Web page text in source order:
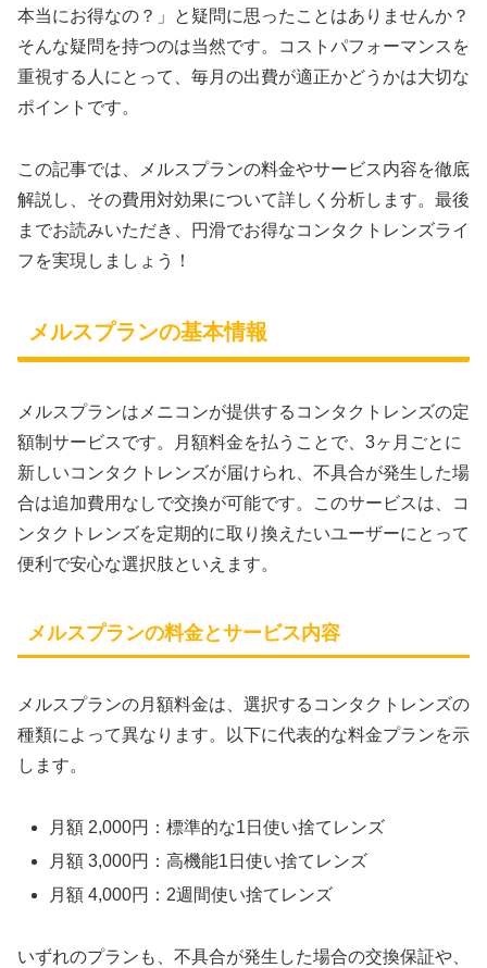
本当にお得なの？」と疑問に思ったことはありませんか？
そんな疑問を持つのは当然です。コストパフォーマンスを
重視する人にとって、毎月の出費が適正かどうかは大切な
ポイントです。
この記事では、メルスプランの料金やサービス内容を徹底
解説し、その費用対効果について詳しく分析します。最後
までお読みいただき、円滑でお得なコンタクトレンズライ
フを実現しましょう！
メルスプランの基本情報
メルスプランはメニコンが提供するコンタクトレンズの定
額制サービスです。月額料金を払うことで、3ヶ月ごとに
新しいコンタクトレンズが届けられ、不具合が発生した場
合は追加費用なしで交換が可能です。このサービスは、コ
ンタクトレンズを定期的に取り換えたいユーザーにとって
便利で安心な選択肢といえます。
メルスプランの料金とサービス内容
メルスプランの月額料金は、選択するコンタクトレンズの
種類によって異なります。以下に代表的な料金プランを示
します。
月額 2,000円：標準的な1日使い捨てレンズ
月額 3,000円：高機能1日使い捨てレンズ
月額 4,000円：2週間使い捨てレンズ
いずれのプランも、不具合が発生した場合の交換保証や、